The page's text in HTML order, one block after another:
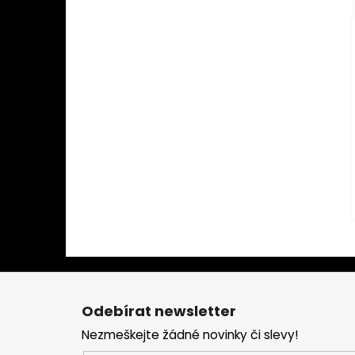
Z
Odebírat newsletter
Nezmeškejte žádné novinky či slevy!